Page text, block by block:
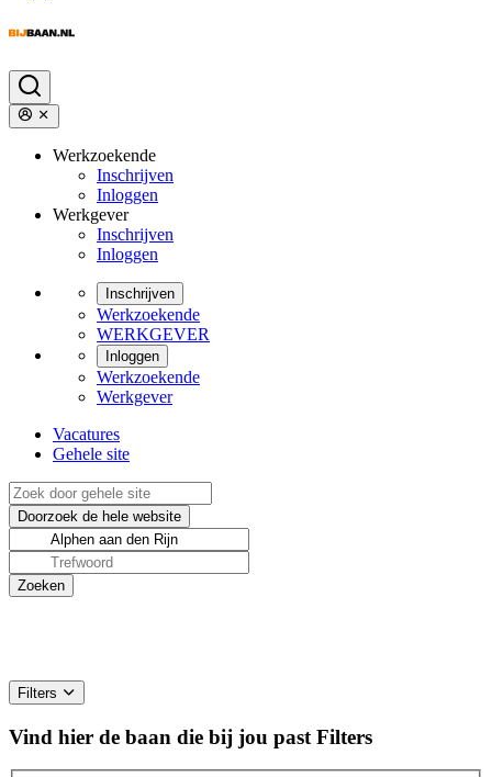
Werkzoekende
Inschrijven
Inloggen
Werkgever
Inschrijven
Inloggen
Inschrijven
Werkzoekende
WERKGEVER
Inloggen
Werkzoekende
Werkgever
Vacatures
Gehele site
Filters
Vind hier de baan die bij jou past Filters